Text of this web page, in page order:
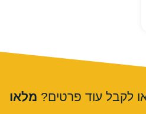
לקבל עוד פרטים? מלאו